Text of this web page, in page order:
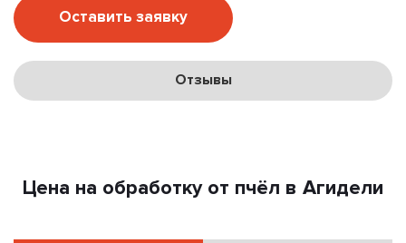
Оставить заявку
Отзывы
Цена на обработку от пчёл в Агидели